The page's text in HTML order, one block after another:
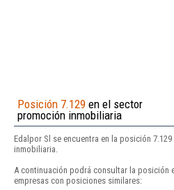
Posición 7.129 en el sector
promoción inmobiliaria
Edalpor Sl se encuentra en la posición
inmobiliaria.
A continuación podrá consultar la posición
empresas con posiciones similares: